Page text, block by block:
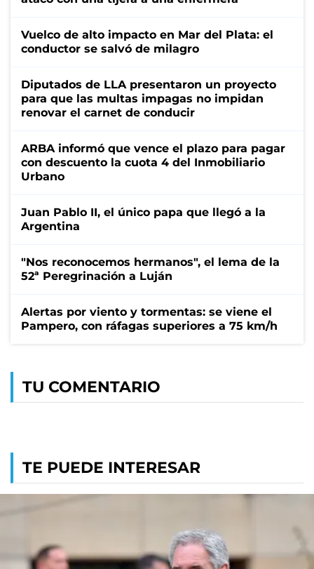
Vuelco de alto impacto en Mar del Plata: el
conductor se salvó de milagro
Diputados de LLA presentaron un proyecto
para que las multas impagas no impidan
renovar el carnet de conducir
ARBA informó que vence el plazo para pagar
con descuento la cuota 4 del Inmobiliario
Urbano
Juan Pablo II, el único papa que llegó a la
Argentina
"Nos reconocemos hermanos", el lema de la
52ª Peregrinación a Luján
Alertas por viento y tormentas: se viene el
Pampero, con ráfagas superiores a 75 km/h
TU COMENTARIO
TE PUEDE INTERESAR